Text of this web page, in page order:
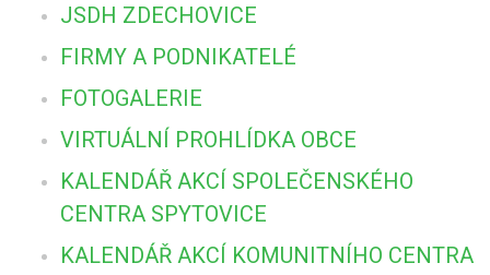
JSDH ZDECHOVICE
FIRMY A PODNIKATELÉ
FOTOGALERIE
VIRTUÁLNÍ PROHLÍDKA OBCE
KALENDÁŘ AKCÍ SPOLEČENSKÉHO
CENTRA SPYTOVICE
KALENDÁŘ AKCÍ KOMUNITNÍHO CENTRA